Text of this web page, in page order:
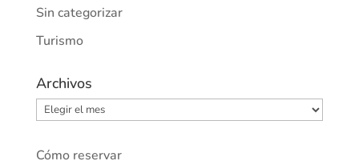
Sin categorizar
Turismo
Archivos
Archivos
Cómo reservar